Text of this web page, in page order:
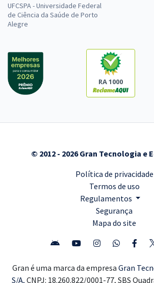
UFCSPA - Universidade Federal
de Ciência da Saúde de Porto
Alegre
RA 1000
© 2012 - 2026 Gran Tecnologia e
Política de privacidade
Termos de uso
Regulamentos
Segurança
Mapa do site
Gran é uma marca da empresa Gran
S/A, CNPJ: 18.260.822/0001-77, SBS